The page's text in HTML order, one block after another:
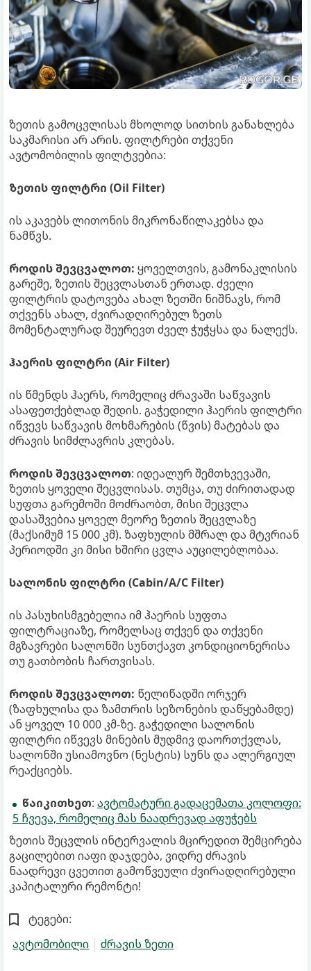
ზეთის გამოცვლისას მხოლოდ სითხის განახლება
საკმარისი არ არის. ფილტრები თქვენი
ავტომობილის ფილტვებია:
ზეთის ფილტრი (Oil Filter)
ის აკავებს ლითონის მიკრონაწილაკებსა და
ნამწვს.
როდის შევცვალოთ: ყოველთვის, გამონაკლისის
გარეშე, ზეთის შეცვლასთან ერთად. ძველი
ფილტრის დატოვება ახალ ზეთში ნიშნავს, რომ
თქვენს ახალ, ძვირადღირებულ ზეთს
მომენტალურად შეურევთ ძველ ჭუჭყსა და ნალექს.
ჰაერის ფილტრი (Air Filter)
ის წმენდს ჰაერს, რომელიც ძრავაში საწვავის
ასაფეთქებლად შედის. გაჭედილი ჰაერის ფილტრი
იწვევს საწვავის მოხმარების (წვის) მატებას და
ძრავის სიმძლავრის კლებას.
როდის შევცვალოთ: იდეალურ შემთხვევაში,
ზეთის ყოველი შეცვლისას. თუმცა, თუ ძირითადად
სუფთა გარემოში მოძრაობთ, მისი შეცვლა
დასაშვებია ყოველ მეორე ზეთის შეცვლაზე
(მაქსიმუმ 15 000 კმ). ზაფხულის მშრალ და მტვრიან
პერიოდში კი მისი ხშირი ცვლა აუცილებლობაა.
სალონის ფილტრი (Cabin/A/C Filter)
ის პასუხისმგებელია იმ ჰაერის სუფთა
ფილტრაციაზე, რომელსაც თქვენ და თქვენი
მგზავრები სალონში სუნთქავთ კონდიციონერისა
თუ გათბობის ჩართვისას.
როდის შევცვალოთ: წელიწადში ორჯერ
(ზაფხულისა და ზამთრის სეზონების დაწყებამდე)
ან ყოველ 10 000 კმ-ზე. გაჭედილი სალონის
ფილტრი იწვევს მინების მუდმივ დაორთქვლას,
სალონში უსიამოვნო (ნესტის) სუნს და ალერგიულ
რეაქციებს.
წაიკითხეთ: ავტომატური გადაცემათა კოლოფი:
5 ჩვევა, რომელიც მას ნაადრევად აფუჭებს
ზეთის შეცვლის ინტერვალის მცირედით შემცირება
გაცილებით იაფი დაჯდება, ვიდრე ძრავის
ნაადრევი ცვეთით გამოწვეული ძვირადღირებული
კაპიტალური რემონტი!
ტეგები:
ავტომობილი
ძრავის ზეთი